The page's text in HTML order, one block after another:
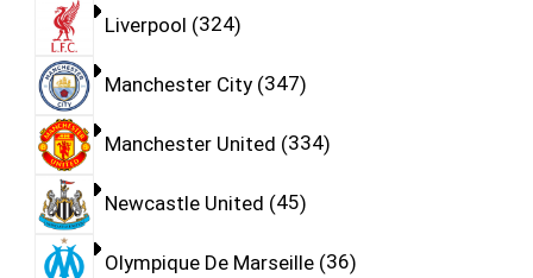
Liverpool 324
Manchester City 347
Manchester United 334
Newcastle United 45
Olympique De Marseille 36